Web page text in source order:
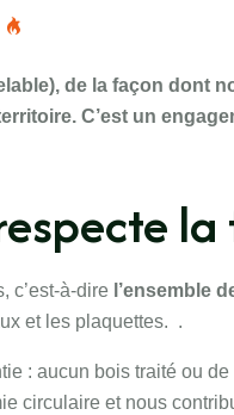
de la façon dont
C’est un
c’est-à-dire l’ensemble
et les plaquettes. .
: aucun bois traité ou
circulaire et nous